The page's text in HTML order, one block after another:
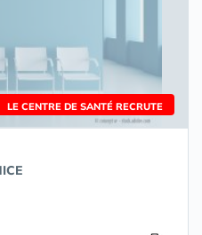
LE CENTRE DE SANTÉ RECRUTE